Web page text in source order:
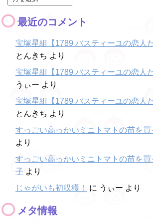
最近のコメント
宝塚星組【1789 バスティーユの恋人
とんきち より
宝塚星組【1789 バスティーユの恋人
うぃー より
宝塚星組【1789 バスティーユの恋人
とんきち より
すっごい高っかいミニトマトの苗を買
より
すっごい高っかいミニトマトの苗を買
子 より
じゃがいも初収穫！
に うぃー より
メタ情報